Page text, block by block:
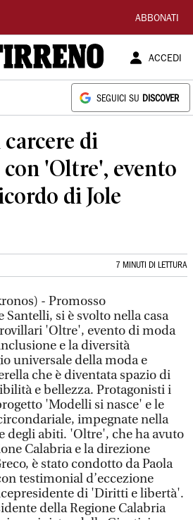
ABBONATI
ACCEDI
SEGUICI SU DISCOVER
di
'Oltre', evento
di Jole
7 MINUTI DI LETTURA
- Promosso
Santelli, si è svolto nella casa
'Oltre', evento di moda
e la diversità
universale della moda e
che è diventata spazio di
e bellezza. Protagonisti i
'Modelli si nasce' e le
impegnate nella
degli abiti. 'Oltre', che ha avuto
Calabria e la direzione
è stato condotto da Paola
testimonial d’eccezione
di 'Diritti e libertà'.
della Regione Calabria